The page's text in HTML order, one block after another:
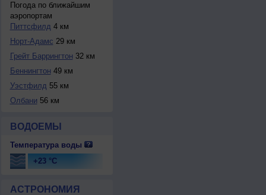
Погода по ближайшим
аэропортам
Питтсфилд 4 км
Норт-Адамс 29 км
Грейт Баррингтон 32 км
Беннингтон 49 км
Уэстфилд 55 км
Олбани 56 км
ВОДОЕМЫ
Температура воды
+23 °C
АСТРОНОМИЯ